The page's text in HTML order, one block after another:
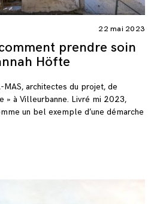
22 mai 2023
prendre soin
Höfte
MAS, architectes du projet, de
» à Villeurbanne. Livré mi 2023,
un bel exemple d’une démarche